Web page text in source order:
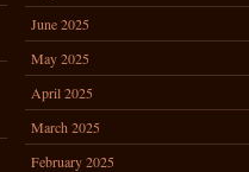
June 2025
May 2025
April 2025
March 2025
February 2025